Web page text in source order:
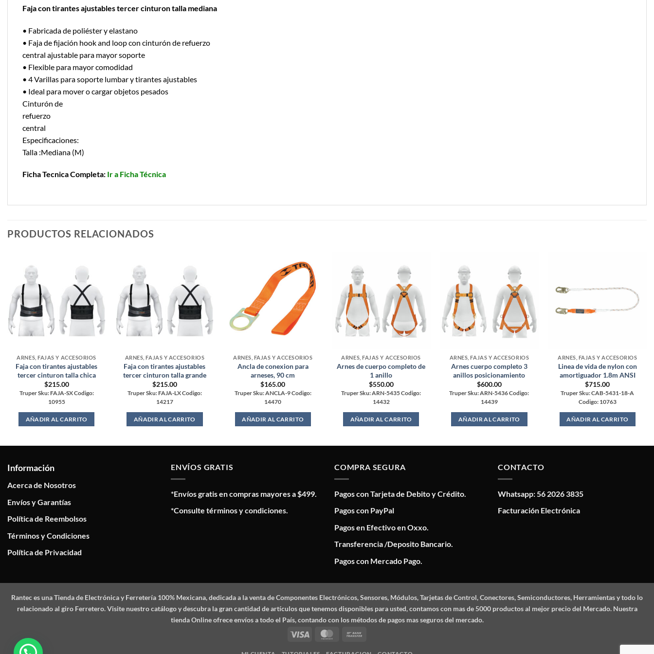
Faja con tirantes ajustables tercer cinturon talla mediana
• Fabricada de poliéster y elastano
• Faja de fijación hook and loop con cinturón de refuerzo
central ajustable para mayor soporte
• Flexible para mayor comodidad
• 4 Varillas para soporte lumbar y tirantes ajustables
• Ideal para mover o cargar objetos pesados
Cinturón de
refuerzo
central
Especificaciones:
Talla :Mediana (M)
Ficha Tecnica Completa: Ir a Ficha Técnica
PRODUCTOS RELACIONADOS
ARNES, FAJAS Y ACCESORIOS
Faja con tirantes ajustables
tercer cinturon talla chica
$215.00
Truper Sku: FAJA-SX Codigo:
10955
AÑADIR AL CARRITO
ARNES, FAJAS Y ACCESORIOS
Faja con tirantes ajustables
tercer cinturon talla grande
$215.00
Truper Sku: FAJA-LX Codigo:
14217
AÑADIR AL CARRITO
ARNES, FAJAS Y ACCESORIOS
Ancla de conexion para
arneses, 90 cm
$165.00
Truper Sku: ANCLA-9 Codigo:
14470
AÑADIR AL CARRITO
ARNES, FAJAS Y ACCESORIOS
Arnes de cuerpo completo de
1 anillo
$550.00
Truper Sku: ARN-5435 Codigo:
14432
AÑADIR AL CARRITO
ARNES, FAJAS Y ACCESORIOS
Arnes cuerpo completo 3
anillos posicionamiento
$600.00
Truper Sku: ARN-5436 Codigo:
14439
AÑADIR AL CARRITO
ARNES, FAJAS Y ACCESORIOS
Linea de vida de nylon con
amortiguador 1.8m ANSI
$715.00
Truper Sku: CAB-5431-18-A
Codigo: 10763
AÑADIR AL CARRITO
Información
Acerca de Nosotros
Envíos y Garantías
Política de Reembolsos
Términos y Condiciones
Política de Privacidad
ENVÍOS GRATIS
*Envíos gratis en compras mayores a $499.
*Consulte términos y condiciones.
COMPRA SEGURA
Pagos con Tarjeta de Debito y Crédito.
Pagos con PayPal
Pagos en Efectivo en Oxxo.
Transferencia /Deposito Bancario.
Pagos con Mercado Pago.
CONTACTO
Whatsapp: 56 2026 3835
Facturación Electrónica
Ranteces una Tienda de Electrónica y Ferretería 100% Mexicana, dedicada a la venta de Componentes Electrónicos, Sensores, Módulos, Tarjetas de Control, Conectores, Semiconductores, Herramientas y todo lo
relacionado al giro Ferretero. Visite nuestro catálogo y descubra la gran cantidad de artículos que tenemos disponibles para usted, contamos con mas de 5000 productos al mejor precio del Mercado. Nuestra
tienda Online ofrece envíos a todo el País, contando con los métodos de pagos mas seguros del mercado.
Visa
MasterCard